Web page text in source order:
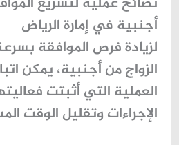
أجنبية في إمارة الرياض
لزيادة فرص الموافقة
الزواج من أجنبية، يمكن
العملية التي أثبتت
الإجراءات وتقليل الوقت